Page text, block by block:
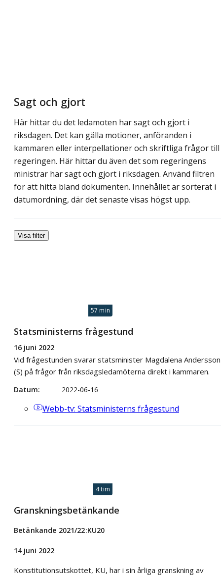
Sagt och gjort
Här hittar du det ledamoten har sagt och gjort i
riksdagen. Det kan gälla motioner, anföranden i
kammaren eller interpellationer och skriftliga frågor till
regeringen. Här hittar du även det som regeringens
ministrar har sagt och gjort i riksdagen. Använd filtren
för att hitta bland dokumenten. Innehållet är sorterat i
datumordning, där det senaste visas högst upp.
Visa filter
57 min
Statsministerns frågestund
16 juni 2022
Vid frågestunden svarar statsminister Magdalena Andersson
(S) på frågor från riksdagsledamöterna direkt i kammaren.
Datum 2022-06-16
Webb-tv: Statsministerns frågestund
4 tim
Granskningsbetänkande
Betänkande 2021/22:KU20
14 juni 2022
Konstitutionsutskottet, KU, har i sin årliga granskning av